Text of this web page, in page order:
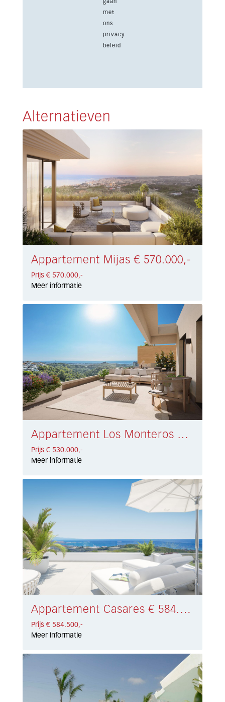
met
ons
privacy
beleid
Alternatieven
Appartement Mijas € 570.000,-
Prijs € 570.000,-
Meer informatie
Appartement Los Monteros Alto € 530.000,-
Prijs € 530.000,-
Meer informatie
Appartement Casares € 584.500,-
Prijs € 584.500,-
Meer informatie